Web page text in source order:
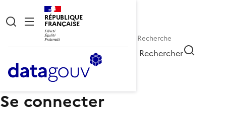
RÉPUBLIQUE
FRANÇAISE
Rechercher
Se connecter